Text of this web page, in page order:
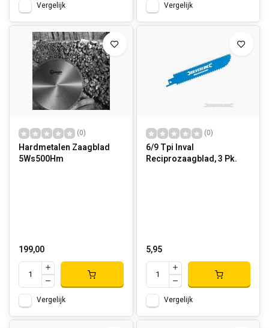
Vergelijk Vergelijk
(0)
Hardmetalen Zaagblad
5Ws500Hm
199,00
Vergelijk
(0)
6/9 Tpi Inval
Reciprozaagblad, 3 Pk.
5,95
Vergelijk